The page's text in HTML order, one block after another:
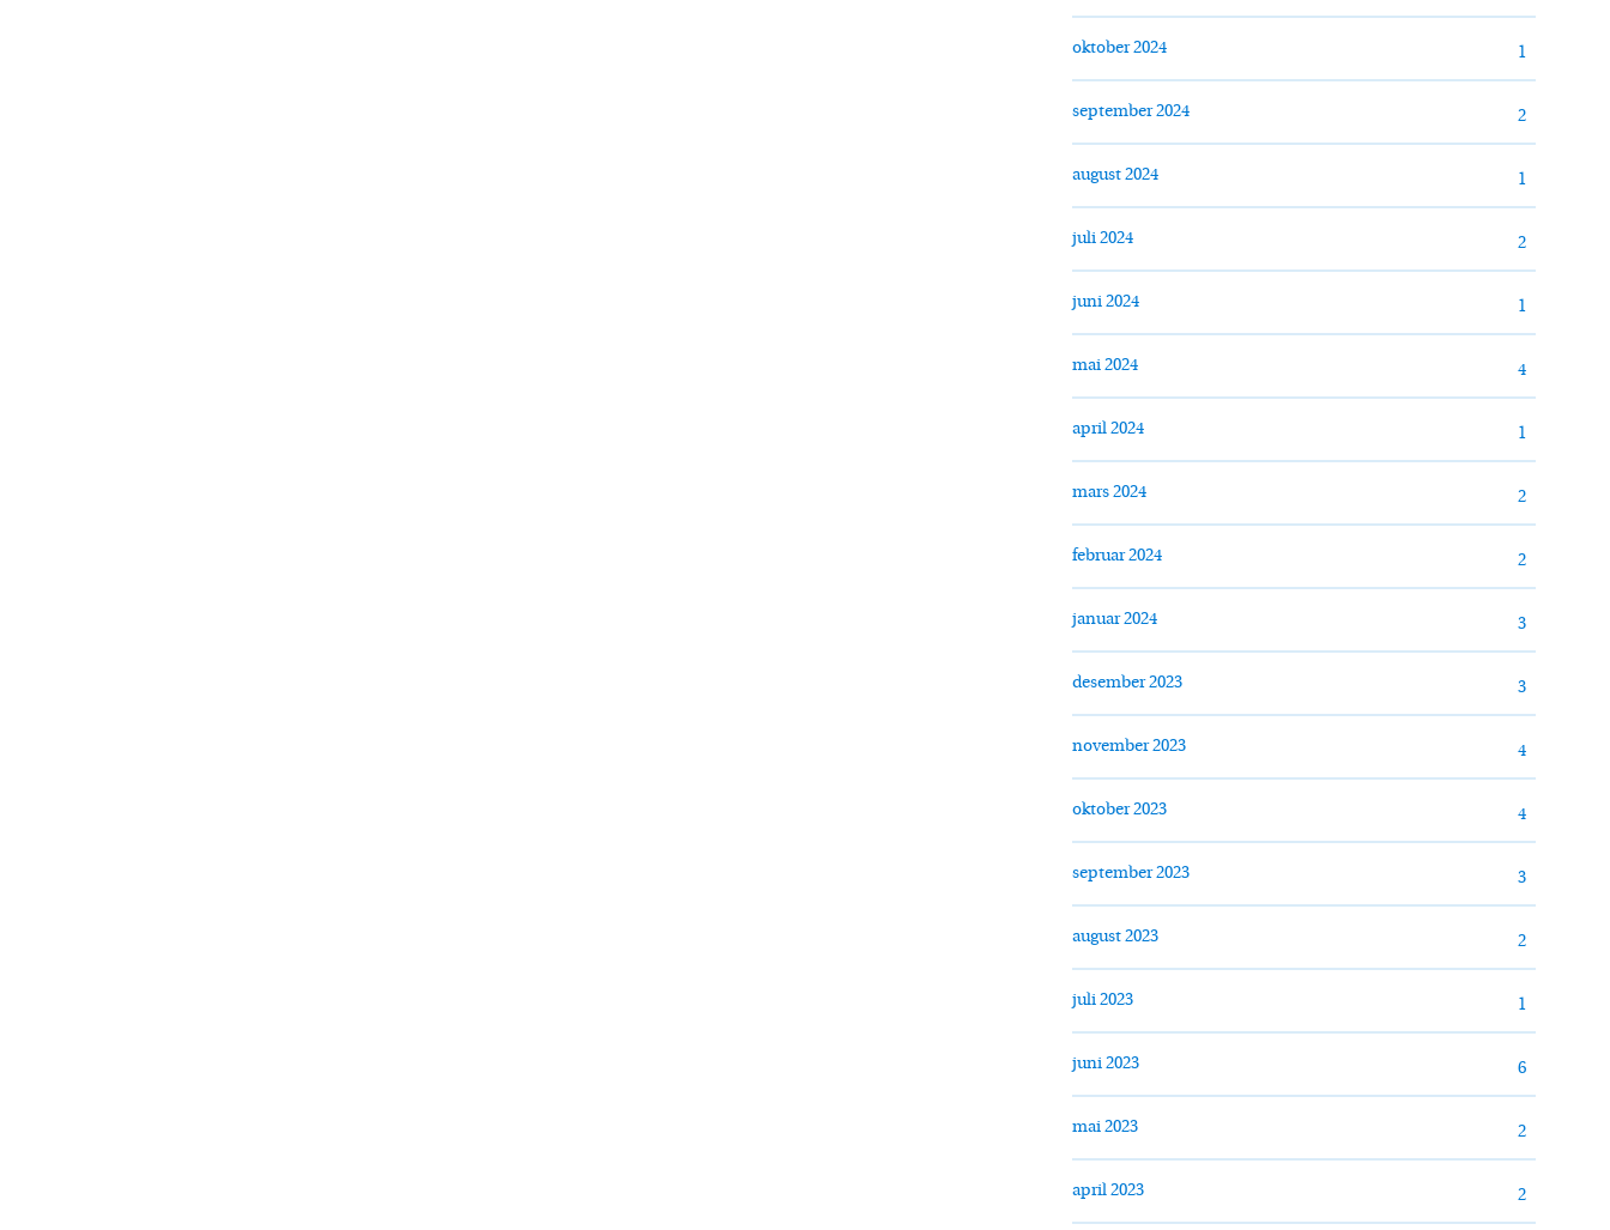
oktober 2024 1
september 2024 2
august 2024 1
juli 2024 2
juni 2024 1
mai 2024 4
april 2024 1
mars 2024 2
februar 2024 2
januar 2024 3
desember 2023 3
november 2023 4
oktober 2023 4
september 2023 3
august 2023 2
juli 2023 1
juni 2023 6
mai 2023 2
april 2023 2